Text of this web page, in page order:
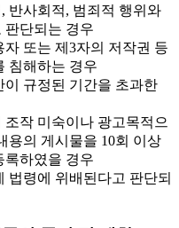
반사회적, 범죄적 행위와
판단되는 경우
자 또는 제3자의 저작권 등
침해하는 경우
이 규정된 기간을 초과한
조작 미숙이나 광고목적으
용의 게시물을 10회 이상
록하였을 경우
법령에 위배된다고 판단되